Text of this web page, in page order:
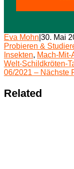
Eva Mohn 30. Mai
Probieren &
Insekten, Mach-Mit-
Welt-Schildkröten-
06/2021 – Nächste
Related